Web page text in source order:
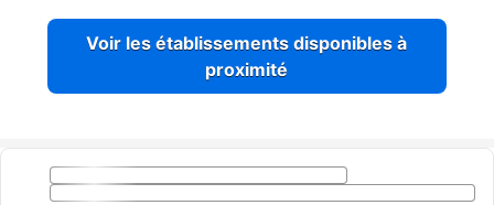
Voir les établissements disponibles à
proximité